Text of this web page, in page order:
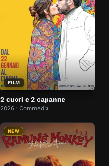
FILM
2 cuori e 2 capanne
2026 · Commedia
NEW